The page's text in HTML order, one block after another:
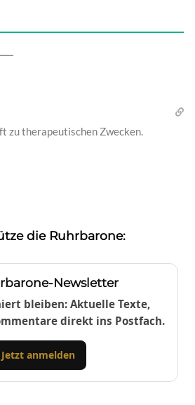
zu therapeutischen Zwecken.
die Ruhrbarone:
Newsletter
bleiben: Aktuelle Texte,
direkt ins Postfach.
Jetzt anmelden